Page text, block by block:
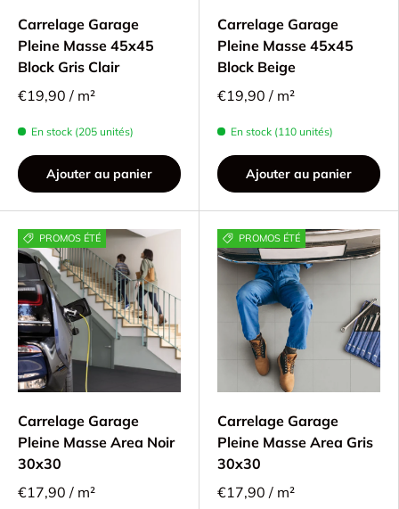
Carrelage Garage
Pleine Masse 45x45
Block Gris Clair
€19,90 / m²
En stock (205 unités)
Ajouter au panier
Carrelage Garage
Pleine Masse 45x45
Block Beige
€19,90 / m²
En stock (110 unités)
Ajouter au panier
PROMOS ÉTÉ
Carrelage Garage
Pleine Masse Area Noir
30x30
€17,90 / m²
PROMOS ÉTÉ
Carrelage Garage
Pleine Masse Area Gris
30x30
€17,90 / m²